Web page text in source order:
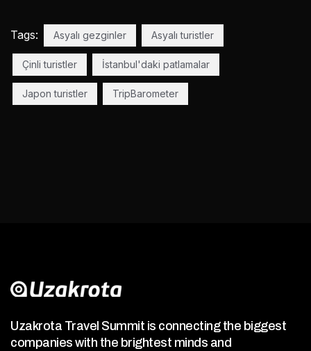
Tags: Asyalı gezginler Asyalı turistler
Çinli turistler İstanbul'daki patlamalar
Japon turistler TripBarometer
Uzakrota Travel Summit is connecting the biggest
companies with the brightest minds and